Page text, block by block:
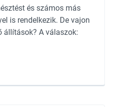
és számos más
is rendelkezik. De vajon
állítások? A válaszok: